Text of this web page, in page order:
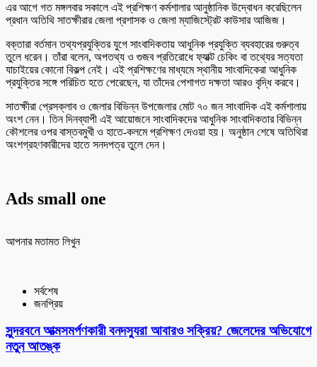
এর আগে গত মঙ্গলবার সকালে এই প্রশিক্ষণ কর্মশালার আনুষ্ঠানিক উদ্বোধন করেছিলেন
প্রধান অতিথি সাতক্ষীরার জেলা প্রশাসক ও জেলা ম্যাজিস্ট্রেট কাউসার আজিজ।
বক্তারা বর্তমান তথ্যপ্রযুক্তির যুগে সাংবাদিকতায় আধুনিক প্রযুক্তি ব্যবহারের গুরুত্ব
তুলে ধরেন। তাঁরা বলেন, অপতথ্য ও গুজব প্রতিরোধে ফ্যাক্ট চেকিং বা তথ্যের সত্যতা
যাচাইয়ের কোনো বিকল্প নেই। এই প্রশিক্ষণের মাধ্যমে স্থানীয় সাংবাদিকেরা আধুনিক
প্রযুক্তির সঙ্গে পরিচিত হতে পেরেছেন, যা তাঁদের পেশাগত দক্ষতা আরও বৃদ্ধি করবে।
সাতক্ষীরা প্রেসক্লাব ও জেলার বিভিন্ন উপজেলার মোট ৭০ জন সাংবাদিক এই কর্মশালায়
অংশ নেন। তিন দিনব্যাপী এই আয়োজনে সাংবাদিকদের আধুনিক সাংবাদিকতার বিভিন্ন
কৌশলের ওপর বাস্তবমুখী ও হাতে-কলমে প্রশিক্ষণ দেওয়া হয়। অনুষ্ঠান শেষে অতিথিরা
অংশগ্রহণকারীদের হাতে সনদপত্র তুলে দেন।
Ads small one
আপনার মতামত লিখুন
সর্বশেষ
জনপ্রিয়
সুন্দরবনে আত্মসমর্পণকারী বনদস্যুরা আবারও সক্রিয়? জেলেদের অভিযোগে
নতুন আতঙ্ক